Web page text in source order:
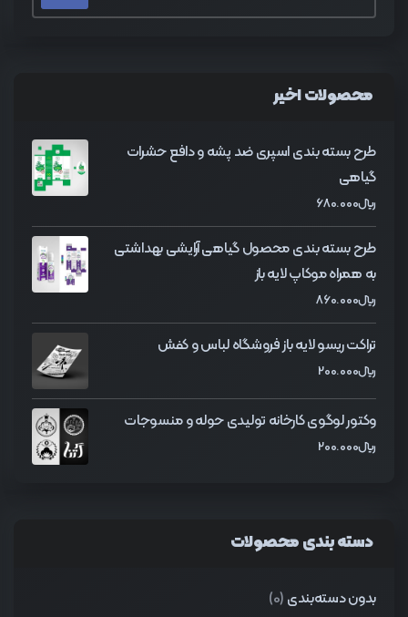
محصولات اخیر
طرح بسته بندی اسپری ضد پشه و دافع حشرات
گیاهی
﷼680.000
طرح بسته بندی محصول گیاهی آرایشی بهداشتی
به همراه موکاپ لایه باز
﷼860.000
تراکت ریسو لایه باز فروشگاه لباس و کفش
﷼200.000
وکتور لوگوی کارخانه تولیدی حوله و منسوجات
﷼200.000
دسته بندی محصولات
بدون دسته‌بندی (0)